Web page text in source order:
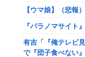
【ウマ娘】（悲報
『パラノマサイト
有吉「『俺テレビ
で『団子食べない